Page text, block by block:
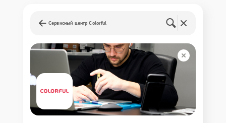
Сервисный центр Colorful